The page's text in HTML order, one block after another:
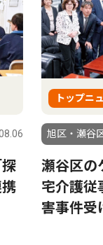
トップニ
旭区・瀬谷
瀬谷区
宅介護
害事件受